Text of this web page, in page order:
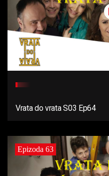
Vrata do vrata S03 Ep64
Epizoda 63